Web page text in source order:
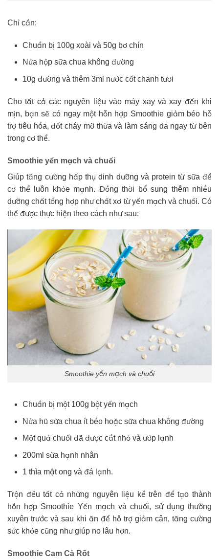
Chỉ cần:
Chuẩn bị 100g xoài và 50g bơ chín
Nửa hộp sữa chua không đường
10g đường và thêm 3ml nước cốt chanh tươi
Cho tất cả các nguyên liệu vào máy xay và xay đến khi
mịn, bạn sẽ có ngay một hỗn hợp Smoothie giảm béo hỗ
trợ tiêu hóa, đốt cháy mỡ thừa và làm sáng da ngay từ bên
trong cơ thể.
Smoothie yến mạch và chuối
Giúp tăng cường hấp thụ dinh dưỡng và protein từ sữa để
cơ thể luôn khỏe mạnh. Đồng thời bổ sung thêm nhiều
dưỡng chất tổng hợp như chất xơ từ yến mạch và chuối. Có
thể được thực hiện theo cách như sau:
Smoothie yến mạch và chuối
Chuẩn bị một 100g bột yến mạch
Nửa hũ sữa chua ít béo hoặc sữa chua không đường
Một quả chuối đã được cắt nhỏ và ướp lạnh
200ml sữa hạnh nhân
1 thìa mật ong và đá lạnh.
Trộn đều tất cả những nguyên liệu kể trên để tạo thành
hỗn hợp Smoothie Yến mạch và chuối, sử dụng thường
xuyên trước và sau khi ăn để hỗ trợ giảm cân, tăng cường
sức khỏe cũng như giúp no lâu hơn.
Smoothie Cam Cà Rốt